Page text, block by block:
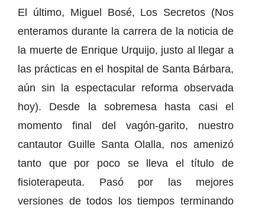
El último, Miguel Bosé, Los Secretos (Nos
enteramos durante la carrera de la noticia de
la muerte de Enrique Urquijo, justo al llegar a
las prácticas en el hospital de Santa Bárbara,
aún sin la espectacular reforma observada
hoy). Desde la sobremesa hasta casi el
momento final del vagón-garito, nuestro
cantautor Guille Santa Olalla, nos amenizó
tanto que por poco se lleva el título de
fisioterapeuta. Pasó por las mejores
versiones de todos los tiempos terminando